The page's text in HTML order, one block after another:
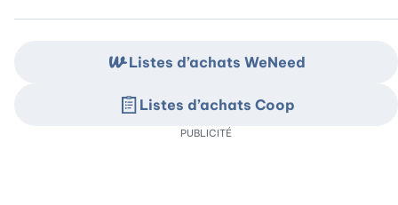
Listes d’achats WeNeed
Listes d’achats Coop
PUBLICITÉ